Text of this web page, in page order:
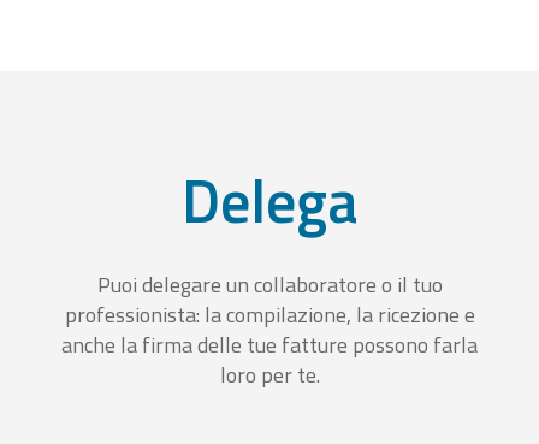
Delega
Puoi delegare un collaboratore o il tuo
professionista: la compilazione, la ricezione e
anche la firma delle tue fatture possono farla
loro per te.